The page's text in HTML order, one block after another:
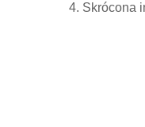
4. Skrócona